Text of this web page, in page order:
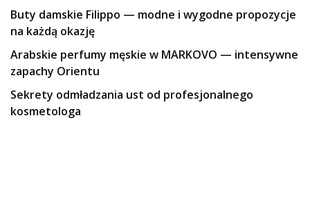
Buty damskie Filippo — modne i wygodne propozycje
na każdą okazję
Arabskie perfumy męskie w MARKOVO — intensywne
zapachy Orientu
Sekrety odmładzania ust od profesjonalnego
kosmetologa